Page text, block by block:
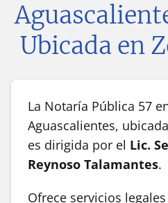
Ubicada en
La Notaría Pública 57
Aguascalientes,
es dirigida por el Lic.
Reynoso Talamantes.
Ofrece servicios